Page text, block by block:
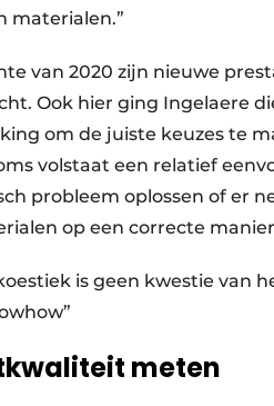
materialen.”
van 2020 zijn nieuwe
Ook hier ging Ingelaere
om de juiste keuzes te
volstaat een relatief
probleem oplossen of er
op een correcte
is geen kwestie van
meten